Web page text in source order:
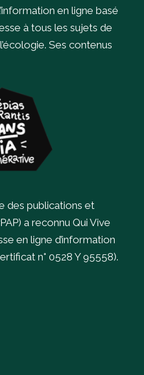
en ligne basé
à tous les sujets de
Ses contenus
des publications et
a reconnu Qui Vive
en ligne d’information
n° 0528 Y 95558).